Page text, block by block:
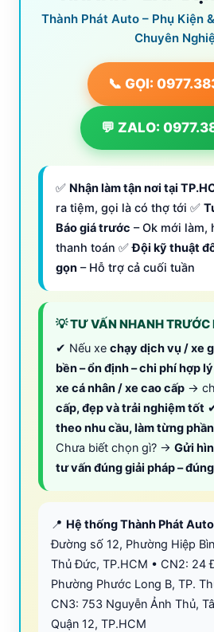
Thành Phát Auto – Phụ Kiện
Chuyên
📞 GỌI:
💬 ZALO:
✅ Nhận làm tận nơi tại
ra tiệm, gọi là có thợ tới ✅
Báo giá trước – Ok mới làm,
thanh toán ✅Đội kỹ thuật
gọn – Hỗ trợ cả cuối tuần
💡 TƯ VẤN NHANH TRƯỚC
✔ Nếu xe chạy dịch vụ / xe
bền – ổn định – chi phí hợp lý
xe cá nhân / xe cao cấp →
cấp, đẹp và trải nghiệm tốt
theo nhu cầu, làm từng
Chưa biết chọn gì? → Gửi
tư vấn đúng giải pháp –
📍 Hệ thống Thành Phát
Đường số 12, Phường Hiệp
Thủ Đức, TP.HCM • CN2: 24
Phường Phước Long B, TP.
CN3: 753 Nguyễn Ảnh Thủ,
Quận 12, TP.HCM